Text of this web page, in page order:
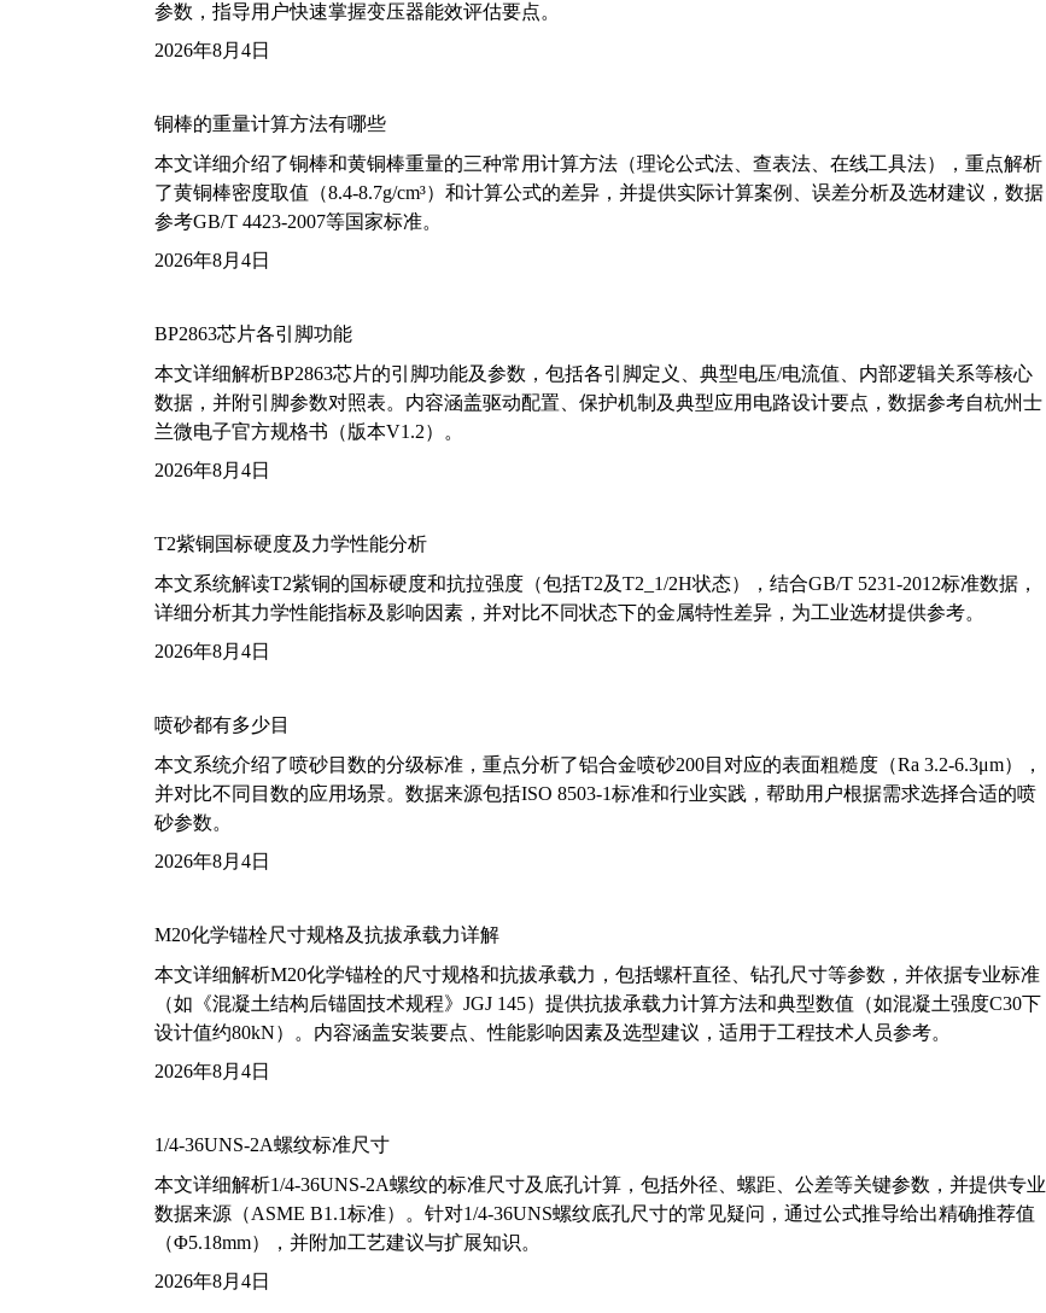
参数，指导用户快速掌握变压器能效评估要点。
2026年8月4日
铜棒的重量计算方法有哪些
本文详细介绍了铜棒和黄铜棒重量的三种常用计算方法（理论公式法、查表法、在线工具法），重点解析
了黄铜棒密度取值（8.4-8.7g/cm³）和计算公式的差异，并提供实际计算案例、误差分析及选材建议，数据
参考GB/T 4423-2007等国家标准。
2026年8月4日
BP2863芯片各引脚功能
本文详细解析BP2863芯片的引脚功能及参数，包括各引脚定义、典型电压/电流值、内部逻辑关系等核心
数据，并附引脚参数对照表。内容涵盖驱动配置、保护机制及典型应用电路设计要点，数据参考自杭州士
兰微电子官方规格书（版本V1.2）。
2026年8月4日
T2紫铜国标硬度及力学性能分析
本文系统解读T2紫铜的国标硬度和抗拉强度（包括T2及T2_1/2H状态），结合GB/T 5231-2012标准数据，
详细分析其力学性能指标及影响因素，并对比不同状态下的金属特性差异，为工业选材提供参考。
2026年8月4日
喷砂都有多少目
本文系统介绍了喷砂目数的分级标准，重点分析了铝合金喷砂200目对应的表面粗糙度（Ra 3.2-6.3μm），
并对比不同目数的应用场景。数据来源包括ISO 8503-1标准和行业实践，帮助用户根据需求选择合适的喷
砂参数。
2026年8月4日
M20化学锚栓尺寸规格及抗拔承载力详解
本文详细解析M20化学锚栓的尺寸规格和抗拔承载力，包括螺杆直径、钻孔尺寸等参数，并依据专业标准
（如《混凝土结构后锚固技术规程》JGJ 145）提供抗拔承载力计算方法和典型数值（如混凝土强度C30下
设计值约80kN）。内容涵盖安装要点、性能影响因素及选型建议，适用于工程技术人员参考。
2026年8月4日
1/4-36UNS-2A螺纹标准尺寸
本文详细解析1/4-36UNS-2A螺纹的标准尺寸及底孔计算，包括外径、螺距、公差等关键参数，并提供专业
数据来源（ASME B1.1标准）。针对1/4-36UNS螺纹底孔尺寸的常见疑问，通过公式推导给出精确推荐值
（Φ5.18mm），并附加工艺建议与扩展知识。
2026年8月4日